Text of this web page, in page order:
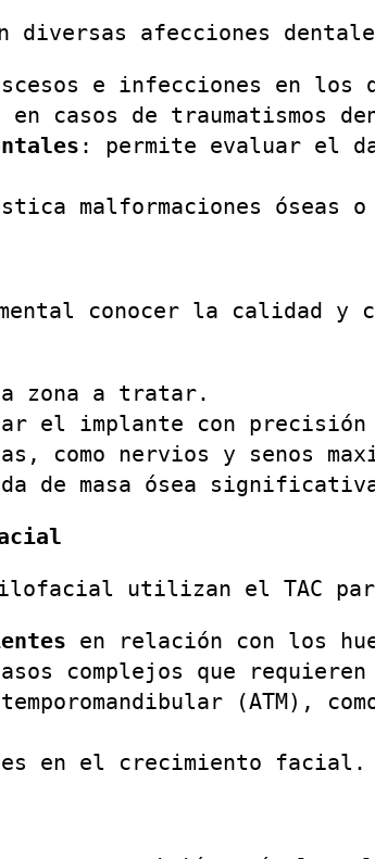
afecciones
e infecciones en los
casos de traumatismos
: permite evaluar el
malformaciones óseas
conocer la calidad y
zona a tratar.
el implante con
como nervios y senos
de masa ósea
utilizan el TAC
en relación con los
complejos que
(ATM),
en el crecimiento facial.